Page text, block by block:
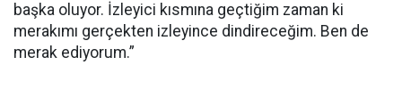
başka oluyor. İzleyici kısmına geçtiğim zaman ki
merakımı gerçekten izleyince dindireceğim. Ben de
merak ediyorum.”